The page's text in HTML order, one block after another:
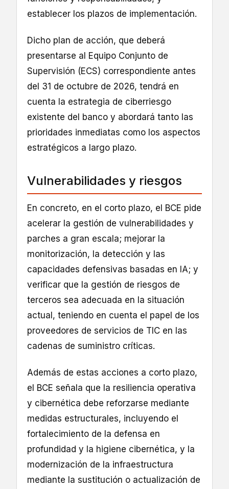
establecer los plazos de implementación.
Dicho plan de acción, que deberá
presentarse al Equipo Conjunto de
Supervisión (ECS) correspondiente antes
del 31 de octubre de 2026, tendrá en
cuenta la estrategia de ciberriesgo
existente del banco y abordará tanto las
prioridades inmediatas como los aspectos
estratégicos a largo plazo.
Vulnerabilidades y riesgos
En concreto, en el corto plazo, el BCE pide
acelerar la gestión de vulnerabilidades y
parches a gran escala; mejorar la
monitorización, la detección y las
capacidades defensivas basadas en IA; y
verificar que la gestión de riesgos de
terceros sea adecuada en la situación
actual, teniendo en cuenta el papel de los
proveedores de servicios de TIC en las
cadenas de suministro críticas.
Además de estas acciones a corto plazo,
el BCE señala que la resiliencia operativa
y cibernética debe reforzarse mediante
medidas estructurales, incluyendo el
fortalecimiento de la defensa en
profundidad y la higiene cibernética, y la
modernización de la infraestructura
mediante la sustitución o actualización de